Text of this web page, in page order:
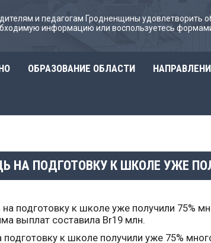
и педагогам Гродненщины удовлетворить
информацию или воспользуетесь
ОБРАЗОВАНИЕ ОБЛАСТИ
НА ПОДГОТОВКУ К ШКОЛЕ УЖЕ
выплат составила Br19 млн.
к школе получили уже 75%